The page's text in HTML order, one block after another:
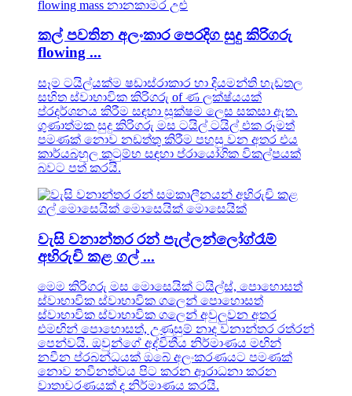
කල් පවතින අලංකාර පෙරදිග සුදු කිරිගරු
flowing ...
සෑම ටයිල්යක්ම ෂඩාස්රාකාර හා දියමන්ති හැඩතල
සහිත ස්වාභාවික කිරිගරු of ණ ලක්ෂ්යයක්
ප්රදර්ශනය කිරීම සඳහා සූක්ෂම ලෙස සකසා ඇත.
ගුණාත්මක සුදු කිරිගරු මස ටයිල් ටයිල් එක රූමත්
පමණක් නොව නඩත්තු කිරීම පහසු වන අතර එය
කාර්යබහුල කුටුම්භ සඳහා ප්රායෝගික විකල්පයක්
බවට පත් කරයි.
වැසි වනාන්තර රන් පැල්ලන්ලෝග්රෑම්
අභිරුචි කළ ගල් ...
මෙම කිරිගරු මස මොසෙයික් ටයිල්ස්, පොහොසත්
ස්වාභාවික ස්වාභාවික ගලෙන් පොහොසත්
ස්වාභාවික ස්වාභාවික ගලෙන් අවුලුවන අතර
එමඟින් පොහොසත්, උණුසුම් නාද වනාන්තර රත්රන්
පෙන්වයි. ඔවුන්ගේ අද්විතීය නිර්මාණය මඟින්
නවීන ප්රබන්ධයක් ඔබේ අලංකරණයට පමණක්
නොව නවීනත්වය පිට කරන ආරාධනා කරන
වාතාවරණයක් ද නිර්මාණය කරයි.